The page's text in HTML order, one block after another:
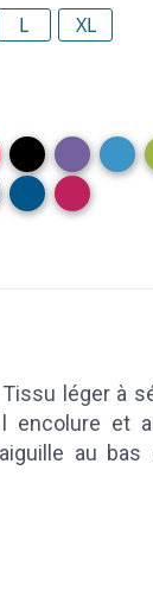
L XL
léger à
encolure et
au